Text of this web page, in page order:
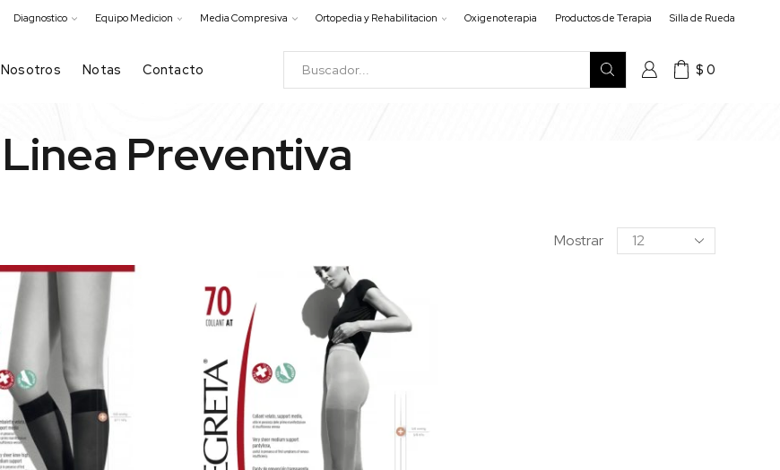
Diagnostico Equipo Medicion Media Compresiva Ortopedia y Rehabilitacion Oxigenoterapia Productos de Terapia Silla de Rueda
Nosotros Notas Contacto $ 0
Linea Preventiva
Mostrar